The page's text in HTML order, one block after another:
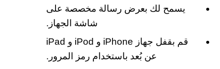
يسمح لك بعرض رسالة مخصصة على
شاشة الجهاز.
قم بقفل جهاز iPhone و iPod و iPad
عن بُعد باستخدام رمز المرور.